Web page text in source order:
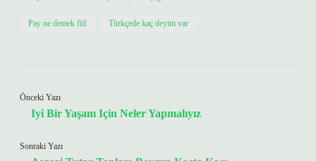
Pay ne demek fiil Türkçede kaç deyim var
Önceki Yazı
Iyi Bir Yaşam Için Neler Yapmalıyız
Sonraki Yazı